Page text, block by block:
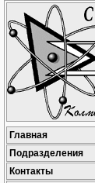
Главная
Подразделения
Контакты